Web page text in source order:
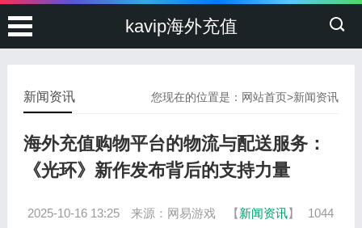
kavip海外充值
您现在的位置是： 网站首页>新闻资讯
新闻资讯
海外充值购物平台的物流与配送服务：
《光环》新作发布背后的支持力量
2025-10-16 13:25 来源：网易游戏 【新闻资讯】
1044